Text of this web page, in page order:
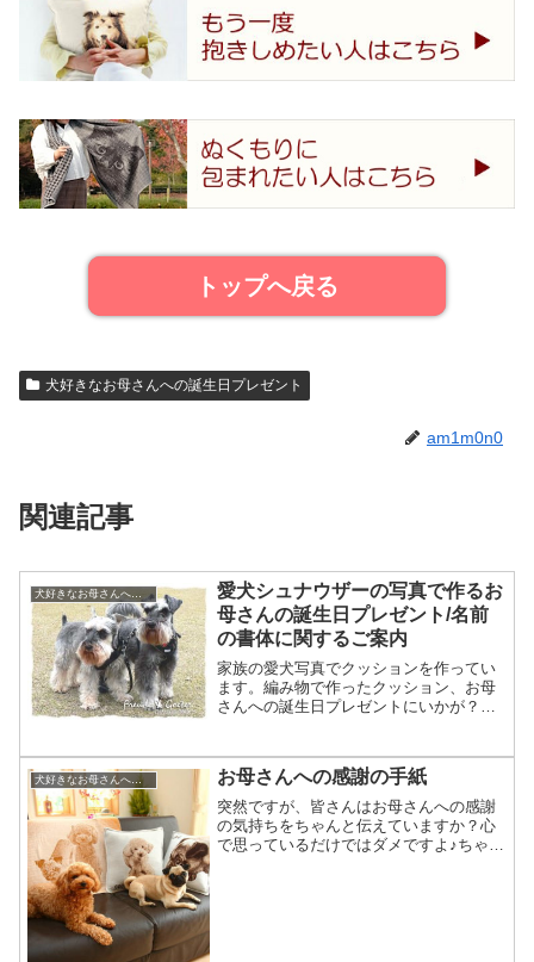
トップへ戻る
犬好きなお母さんへの誕生日プレゼント
am1m0n0
関連記事
犬好きなお母さんへの誕生日プレゼント
愛犬シュナウザーの写真で作るお
母さんの誕生日プレゼント/名前
の書体に関するご案内
家族の愛犬写真でクッションを作ってい
ます。編み物で作ったクッション、お母
さんへの誕生日プレゼントにいかが？シ
ークッションですが、お名前入れについ
てのご質問を頂くことがあ...
犬好きなお母さんへの誕生日プレゼント お母さんへの感謝の手紙
突然ですが、皆さんはお母さんへの感謝
の気持ちをちゃんと伝えていますか？心
で思っているだけではダメですよ♪ちゃん